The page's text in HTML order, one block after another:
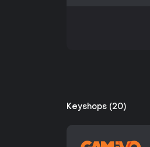
Keyshops (20)